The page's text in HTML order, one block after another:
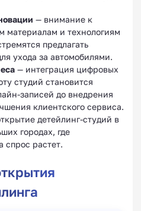
— внимание к
материалам и технологиям
предлагать
ухода за автомобилями.
— интеграция цифровых
студий становится
записей до внедрения
клиентского сервиса.
детейлинг-студий в
городах, где
спрос растет.